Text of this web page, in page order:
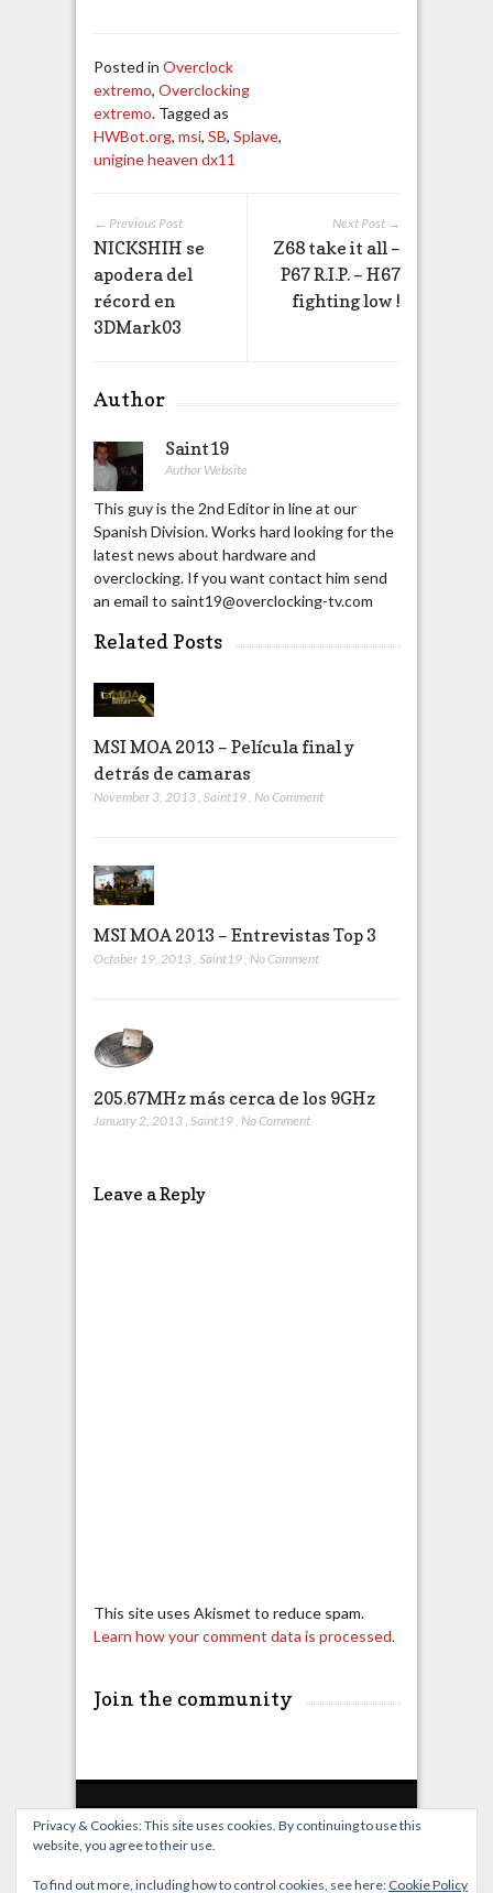
Posted in Overclock
extremo, Overclocking
extremo. Tagged as
HWBot.org, msi, SB, Splave,
unigine heaven dx11
Next Post →
Z68 take it all –
P67 R.I.P. – H67
fighting low !
← Previous Post
NICKSHIH se
apodera del
récord en
3DMark03
Author
Saint19
Author Website
This guy is the 2nd Editor in line at our
Spanish Division. Works hard looking for the
latest news about hardware and
overclocking. If you want contact him send
an email to saint19@overclocking-tv.com
Related Posts
MSI MOA 2013 – Película final y
detrás de camaras
November 3, 2013 Saint19 No Comment
MSI MOA 2013 – Entrevistas Top 3
October 19, 2013, Saint19, No Comment
205.67MHz más cerca de los 9GHz
January 2, 2013, Saint19, No Comment
Leave a Reply
This site uses Akismet to reduce spam.
Learn how your comment data is processed.
Join the community
Home Live Broadcast
Privacy & Cookies: This site uses cookies. By continuing to use this
website, you agree to their use.
To find out more, including how to control cookies, see here: Cookie Policy